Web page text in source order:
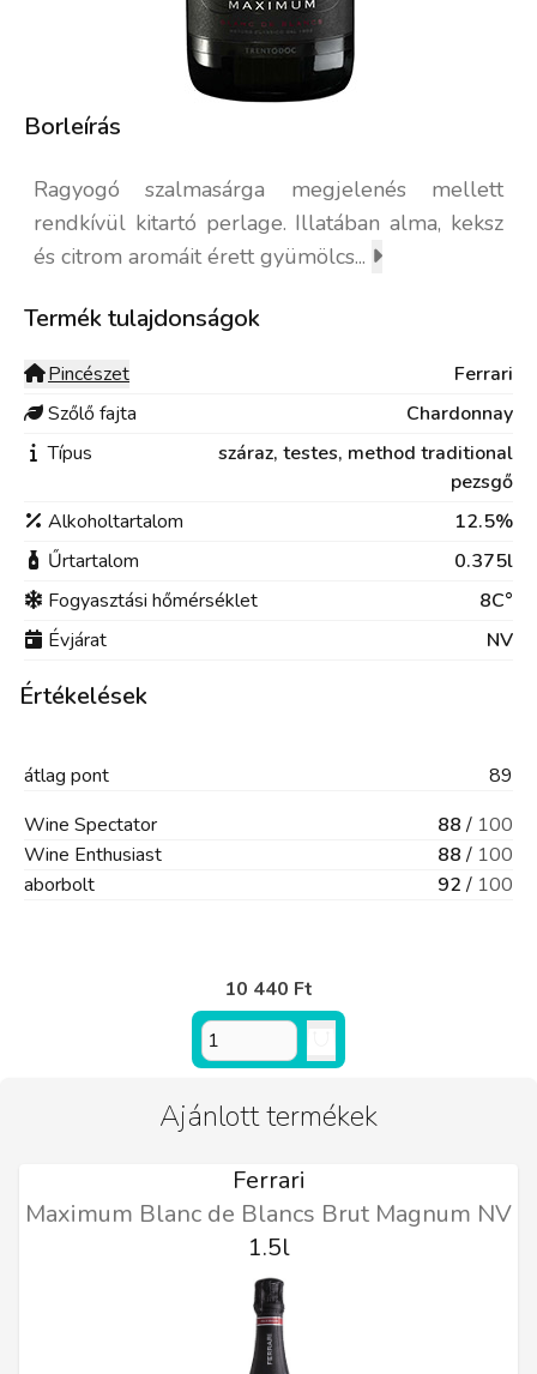
Borleírás
Ragyogó szalmasárga megjelenés mellett
rendkívül kitartó perlage. Illatában alma, keksz
és citrom aromáit érett gyümölcs...
Termék tulajdonságok
Pincészet
Ferrari
Szőlő fajta
Chardonnay
Típus
száraz, testes, method traditional
pezsgő
Alkoholtartalom
12.5%
Űrtartalom
0.375l
Fogyasztási hőmérséklet
8C°
Évjárat
NV
Értékelések
átlag pont
89
Wine Spectator
88 / 100
Wine Enthusiast
88 / 100
aborbolt
92 / 100
10 440 Ft
Ajánlott termékek
Ferrari
Maximum Blanc de Blancs Brut Magnum NV
1.5l